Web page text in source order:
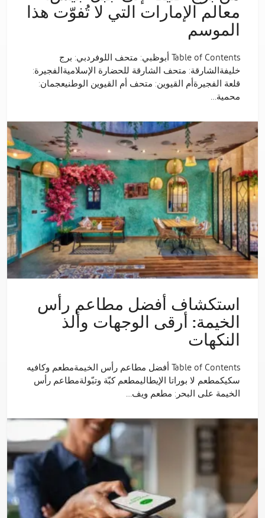
معالم الإمارات التي لا تُفوّت هذا
الموسم
Table of Contents أبوظبي: متحف اللوفردبي: برج
خليفةالشارقة: متحف الشارقة للحضارة الإسلاميةالفجيرة:
قلعة الفجيرةأم القيوين: متحف أم القيوين الوطنيعجمان:
محمية…
استكشاف أفضل مطاعم رأس
الخيمة: أرقى الوجهات وألذ
النكهات
Table of Contents أفضل مطاعم رأس الخيمةمطعم وكافيه
سكيكمطعم لا بوراتا الإيطاليمطعم كبّة وتبّولةمطاعم رأس
الخيمة على البحر: مطعم ويف…